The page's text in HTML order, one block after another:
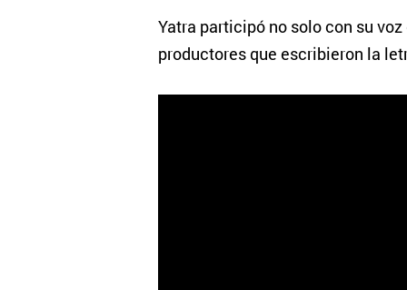
Yatra participó no solo con su
productores que escribieron la